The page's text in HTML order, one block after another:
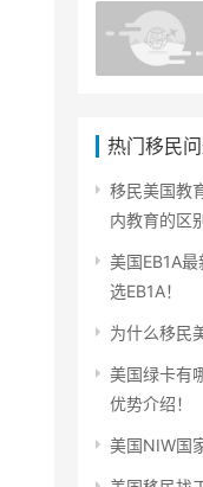
热门移民
移民美国教
内教育的区
美国EB1A
选EB1A！
为什么移民
美国绿卡有
优势介绍！
美国NIW国